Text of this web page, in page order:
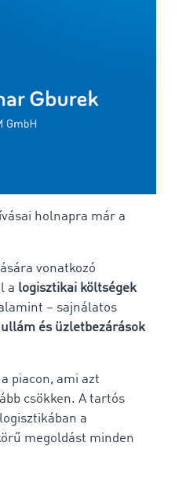
holnapra már a
vonatkozó
a logisztikai költségek
– sajnálatos
és üzletbezárások
piacon, ami azt
csökken. A tartós
a
megoldást minden